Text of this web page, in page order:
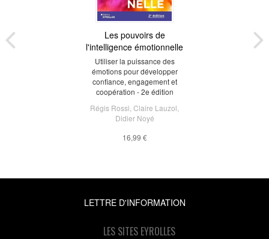
Les pouvoirs de
l'intelligence émotionnelle
Utiliser la puissance des
émotions pour développer
confiance, engagement et
coopération - 2e édition
Régis Rossi Claire Lauzol
Didier Noyé
16,99 €
LETTRE D'INFORMATION
LES SITES EYROLLES